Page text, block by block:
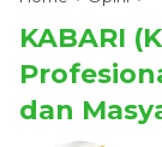
KABARI
dan